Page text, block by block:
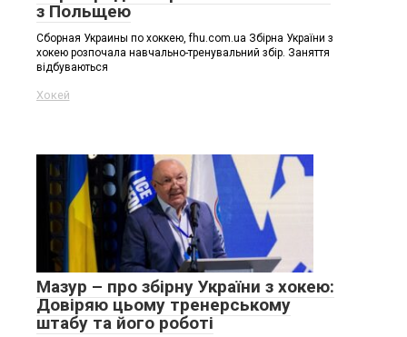
з Польщею
Сборная Украины по хоккею, fhu.com.ua Збірна України з
хокею розпочала навчально-тренувальний збір. Заняття
відбуваються
Хокей
Мазур – про збірну України з хокею:
Довіряю цьому тренерському
штабу та його роботі